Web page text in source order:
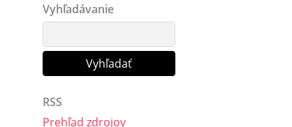
Vyhľadávanie
RSS
Prehľad zdrojov